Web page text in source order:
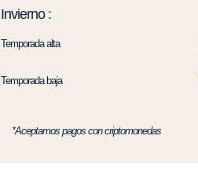
Invierno :
Temporada alta
Temporada baja
*Aceptamos pagos con criptomonedas